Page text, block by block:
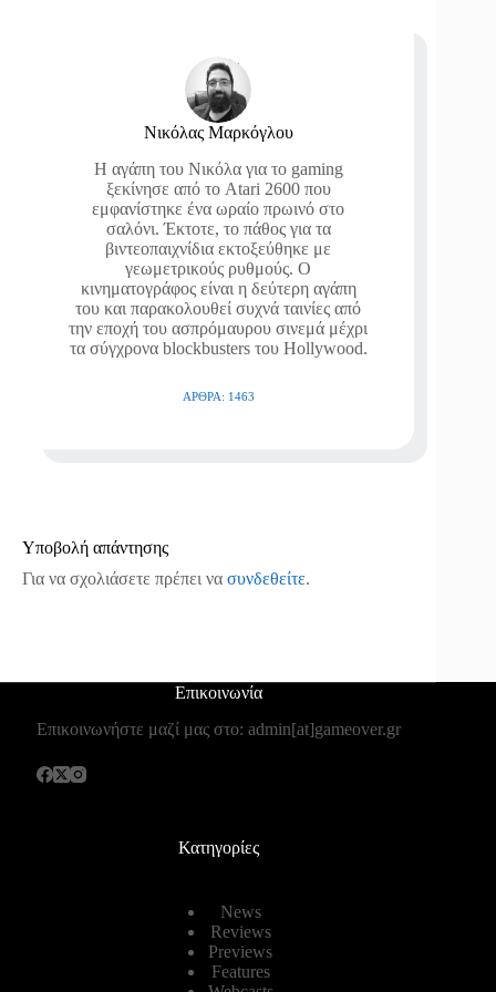
Νικόλας Μαρκόγλου
Η αγάπη του Νικόλα για το gaming
ξεκίνησε από το Atari 2600 που
εμφανίστηκε ένα ωραίο πρωινό στο
σαλόνι. Έκτοτε, το πάθος για τα
βιντεοπαιχνίδια εκτοξεύθηκε με
γεωμετρικούς ρυθμούς. Ο
κινηματογράφος είναι η δεύτερη αγάπη
του και παρακολουθεί συχνά ταινίες από
την εποχή του ασπρόμαυρου σινεμά μέχρι
τα σύγχρονα blockbusters του Hollywood.
ΆΡΘΡΑ: 1463
Υποβολή απάντησης
Για να σχολιάσετε πρέπει να συνδεθείτε.
Επικοινωνία
Επικοινωνήστε μαζί μας στο: admin[at]gameover.gr
Κατηγορίες
News
Reviews
Previews
Features